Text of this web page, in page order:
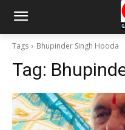
Tags Bhupinder Singh Hooda
Tag: